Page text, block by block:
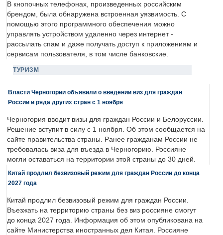
В кнопочных телефонах, произведенных российским
брендом, была обнаружена встроенная уязвимость. С
помощью этого программного обеспечения можно
управлять устройством удаленно через интернет -
рассылать спам и даже получать доступ к приложениям и
сервисам пользователя, в том числе банковские.
ТУРИЗМ
Власти Черногории объявили о введении виз для граждан
России и ряда других стран с 1 ноября
Черногория вводит визы для граждан России и Белоруссии.
Решение вступит в силу с 1 ноября. Об этом сообщается на
сайте правительства страны. Ранее гражданам России не
требовалась виза для въезда в Черногорию. Россияне
могли оставаться на территории этой страны до 30 дней.
Китай продлил безвизовый режим для граждан России до конца
2027 года
Китай продлил безвизовый режим для граждан России.
Въезжать на территорию страны без виз россияне смогут
до конца 2027 года. Информация об этом опубликована на
сайте Министерства иностранных дел Китая. Россияне